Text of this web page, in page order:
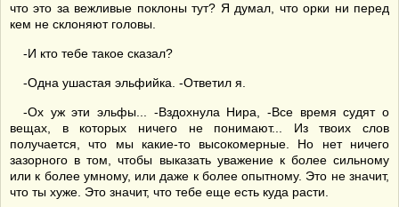
что это за вежливые поклоны тут? Я думал, что орки ни перед
кем не склоняют головы.
-И кто тебе такое сказал?
-Одна ушастая эльфийка. -Ответил я.
-Ох уж эти эльфы... -Вздохнула Нира, -Все время судят о
вещах, в которых ничего не понимают... Из твоих слов
получается, что мы какие-то высокомерные. Но нет ничего
зазорного в том, чтобы выказать уважение к более сильному
или к более умному, или даже к более опытному. Это не значит,
что ты хуже. Это значит, что тебе еще есть куда расти.